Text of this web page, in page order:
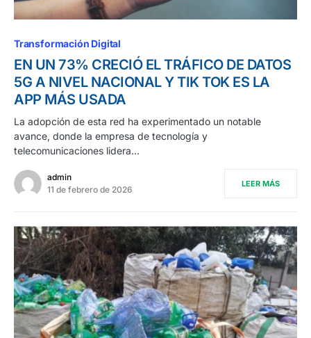
Transformación Digital
EN UN 73% CRECIÓ EL TRÁFICO DE DATOS
5G A NIVEL NACIONAL Y TIK TOK ES LA
APP MÁS USADA
La adopción de esta red ha experimentado un notable
avance, donde la empresa de tecnología y
telecomunicaciones lidera…
admin
11 de febrero de 2026
LEER MÁS